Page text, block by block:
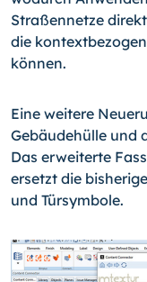
Straßennetze
die
können.
Eine weitere
Gebäudehülle und
Das erweiterte
ersetzt die
und Türsymbole.